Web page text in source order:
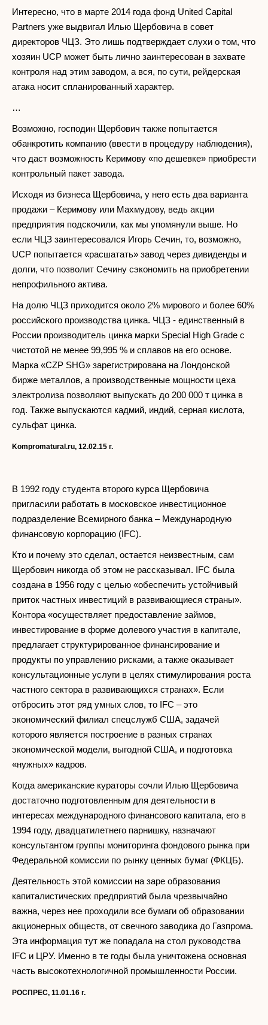
Интересно, что в марте 2014 года фонд United Capital
Partners уже выдвигал Илью Щербовича в совет
директоров ЧЦЗ. Это лишь подтверждает слухи о том, что
хозяин UCP может быть лично заинтересован в захвате
контроля над этим заводом, а вся, по сути, рейдерская
атака носит спланированный характер.
…
Возможно, господин Щербович также попытается
обанкротить компанию (ввести в процедуру наблюдения),
что даст возможность Керимову «по дешевке» приобрести
контрольный пакет завода.
Исходя из бизнеса Щербовича, у него есть два варианта
продажи – Керимову или Махмудову, ведь акции
предприятия подскочили, как мы упомянули выше. Но
если ЧЦЗ заинтересовался Игорь Сечин, то, возможно,
UCP попытается «расшатать» завод через дивиденды и
долги, что позволит Сечину сэкономить на приобретении
непрофильного актива.
На долю ЧЦЗ приходится около 2% мирового и более 60%
российского производства цинка. ЧЦЗ - единственный в
России производитель цинка марки Special High Grade с
чистотой не менее 99,995 % и сплавов на его основе.
Марка «CZP SHG» зарегистрирована на Лондонской
бирже металлов, а производственные мощности цеха
электролиза позволяют выпускать до 200 000 т цинка в
год. Также выпускаются кадмий, индий, серная кислота,
сульфат цинка.
Kompromatural .ru, 12.02.15 г.
В 1992 году студента второго курса Щербовича
пригласили работать в московское инвестиционное
подразделение Всемирного банка – Международную
финансовую корпорацию (IFC).
Кто и почему это сделал, остается неизвестным, сам
Щербович никогда об этом не рассказывал. IFC была
создана в 1956 году с целью «обеспечить устойчивый
приток частных инвестиций в развивающиеся страны».
Контора «осуществляет предоставление займов,
инвестирование в форме долевого участия в капитале,
предлагает структурированное финансирование и
продукты по управлению рисками, а также оказывает
консультационные услуги в целях стимулирования роста
частного сектора в развивающихся странах». Если
отбросить этот ряд умных слов, то IFC – это
экономический филиал спецслужб США, задачей
которого является построение в разных странах
экономической модели, выгодной США, и подготовка
«нужных» кадров.
Когда американские кураторы сочли Илью Щербовича
достаточно подготовленным для деятельности в
интересах международного финансового капитала, его в
1994 году, двадцатилетнего парнишку, назначают
консультантом группы мониторинга фондового рынка при
Федеральной комиссии по рынку ценных бумаг (ФКЦБ).
Деятельность этой комиссии на заре образования
капиталистических предприятий была чрезвычайно
важна, через нее проходили все бумаги об образовании
акционерных обществ, от свечного заводика до Газпрома.
Эта информация тут же попадала на стол руководства
IFC и ЦРУ. Именно в те годы была уничтожена основная
часть высокотехнологичной промышленности России.
РОСПРЕС, 11.01.16 г.